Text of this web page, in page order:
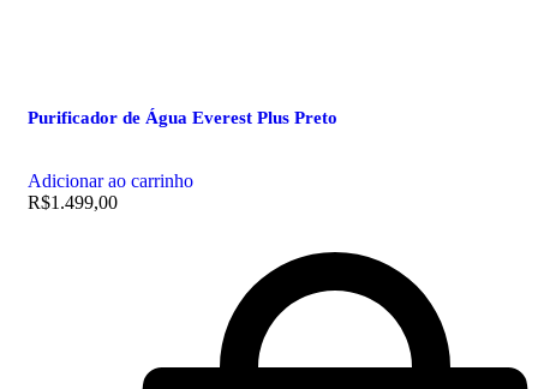
Purificador de Água Everest Plus Preto
Adicionar ao carrinho
R$1.499,00